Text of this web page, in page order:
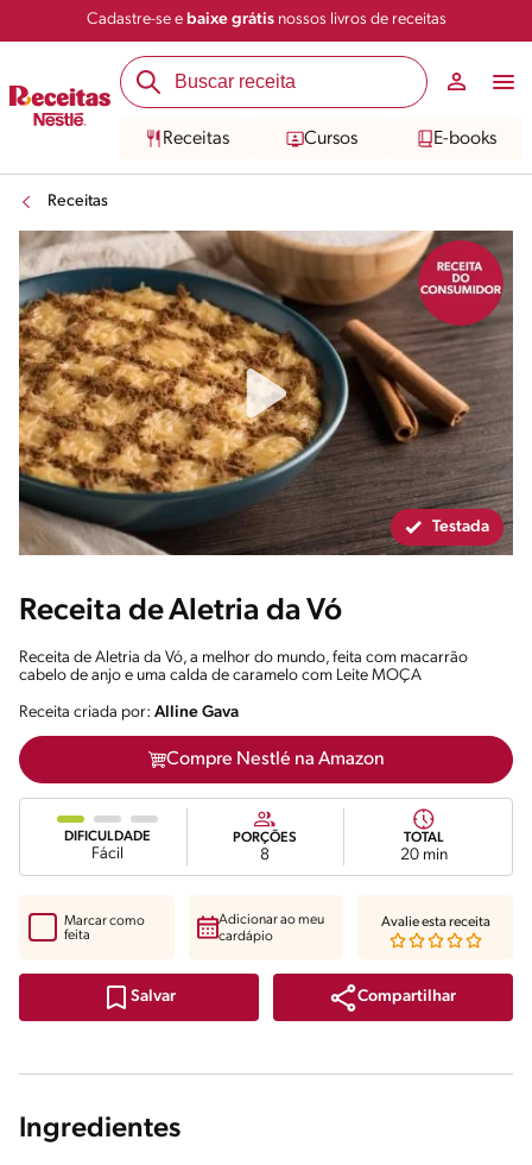
Cadastre-se e baixe grátisnossos livros de receitas
Receitas Cursos E-books
Receitas
Salvar Compartilhar
Testada
Receita de Aletria da Vó
Receita de Aletria da Vó, a melhor do mundo, feita com macarrão
cabelo de anjo e uma calda de caramelo com Leite MOÇA
Receita criada por: Alline Gava
Compre Nestlé na Amazon
DIFICULDADE
Fácil
PORÇÕES
8
TOTAL
20 min
Salvar Compartilhar
Marcar como
feita
Adicionar ao meu
cardápio
Avalie esta receita
Ingredientes